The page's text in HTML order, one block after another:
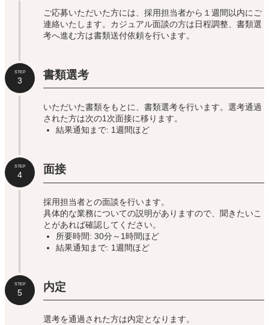
ご応募いただいた方には、採用担当者から１週間以内にご
連絡いたします。カジュアル面談の方は日程調整、書類選
考へ進む方は書類送付依頼を行います。
書類選考
いただいた書類をもとに、書類選考を行います。選考通過
された方は次の1次面接に移ります。
結果通知まで: 1週間ほど
STEP
3
面接
採用担当者との面談を行います。
具体的な業務についての説明がありますので、聞きたいこ
とがあれば確認してください。
所要時間: 30分～1時間ほど
結果通知まで: 1週間ほど
STEP
4
内定
選考を通過された方は内定となります。
STEP
5